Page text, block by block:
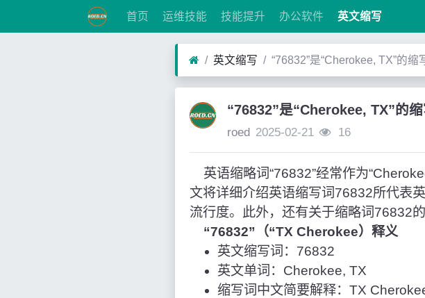
首页 运维技能 技能提升 办公软件 英文缩写
英文缩写 “76832”是“Cherokee, TX”的
“76832”是“Cherokee, TX”的
roed 2025-02-21 16
英语缩略词“76832”经常作为
文将详细介绍英语缩写词76832所代表
流行度。此外，还有关于缩略词76832
“76832”（“TX Cherokee）释义
英文缩写词：76832
英文单词：Cherokee, TX
缩写词中文简要解释：TX